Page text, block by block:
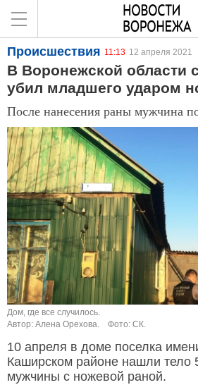
Происшествия 11:13 12 апреля 2021
В Воронежской области
убил младшего ударом
После нанесения раны мужчина
Дом, где все случилось.
Автор: Алена Орехова.
Фото: СК.
10 апреля в доме поселка
Каширском районе нашли тело
мужчины с ножевой раной.